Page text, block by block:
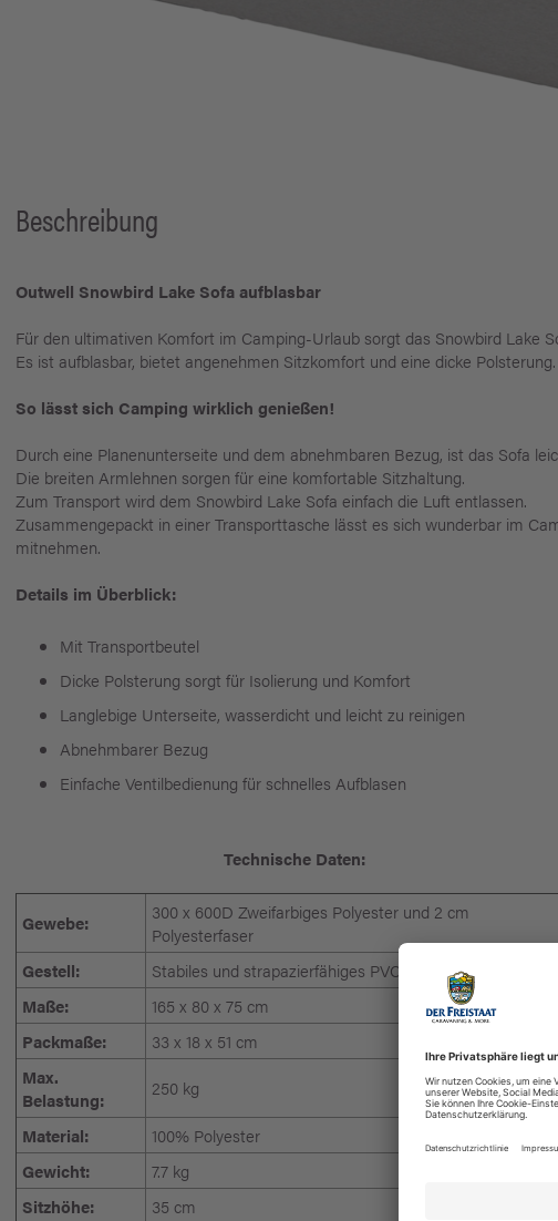
Beschreibung
Outwell Snowbird Lake Sofa aufblasbar
Für den ultimativen Komfort im Camping-Urlaub sorgt das Snowbird Lake
Es ist aufblasbar, bietet angenehmen Sitzkomfort und eine dicke Polsterung.
So lässt sich Camping wirklich genießen!
Durch eine Planenunterseite und dem abnehmbaren Bezug, ist das Sofa
Die breiten Armlehnen sorgen für eine komfortable Sitzhaltung.
Zum Transport wird dem Snowbird Lake Sofa einfach die Luft entlassen.
Zusammengepackt in einer Transporttasche lässt es sich wunderbar im
mitnehmen.
Details im Überblick:
Mit Transportbeutel
Dicke Polsterung sorgt für Isolierung und Komfort
Langlebige Unterseite, wasserdicht und leicht zu reinigen
Abnehmbarer Bezug
Einfache Ventilbedienung für schnelles Aufblasen
Technische Daten:
Gewebe:
300 x 600D Zweifarbiges Polyester und 2 cm
Polyesterfaser
Gestell:
Stabiles und strapazierfähiges PVC
Maße:
165 x 80 x 75 cm
Packmaße:
33 x 18 x 51 cm
Max.
Belastung:
250 kg
Material:
100% Polyester
Gewicht:
7.7 kg
Sitzhöhe:
35 cm